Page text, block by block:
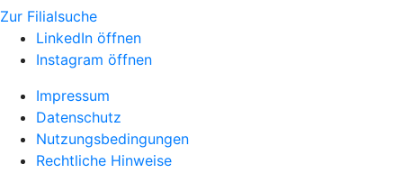
Zur Filialsuche
LinkedIn öffnen
Instagram öffnen
Impressum
Datenschutz
Nutzungsbedingungen
Rechtliche Hinweise